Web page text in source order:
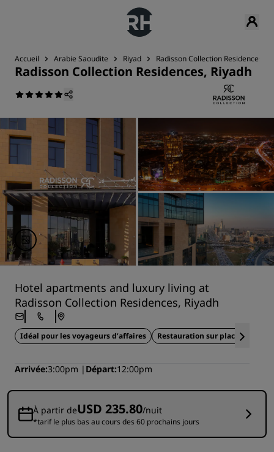
Accueil Arabie Saoudite Riyad Radisson Collection Residences,
Radisson Collection Residences, Riyadh
Hotel apartments and luxury living at
Radisson Collection Residences, Riyadh
Idéal pour les voyageurs d’affaires Restauration sur place
Arrivée 3:00pm Départ 12:00pm
À partir deUSD 235.80/nuit
*tarif le plus bas au cours des 60 prochains jours